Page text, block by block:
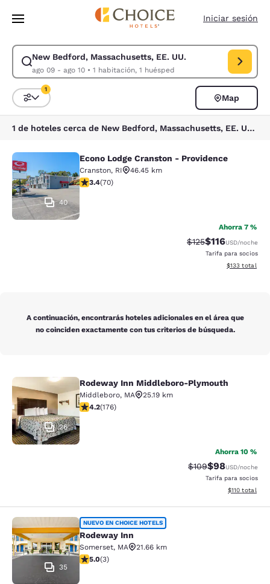
Pasar A Contenido Principal
Iniciar sesión
New Bedford, Massachusetts, EE. UU.
ago 09 - ago 10• 1 habitación, 1 huésped
Modificar la búsqueda de New Bedford, Massachusetts, EE. UU..
Ordenar y filtrar
1
Map
1 de hoteles cerca de New Bedford, Massachusetts, EE. UU. coinciden con tus filtros
Econo Lodge Cranston - Providence
40
Econo Lodge Cranston - Providence
Cranston, RI
46.45 km
calificación de 3.39 estrellas. Bueno. 70 reseñas
3.4(70)
Ahorra 7 %
Precio tachado:
$125Precio con
$116USD/noche
Tarifa para socios
Ver detalles
$133 total
A continuación, encontrarás hoteles adicionales en el área que
no coinciden exactamente con tus criterios de búsqueda.
Rodeway Inn Middleboro-Plymouth
26
Rodeway Inn Middleboro-Plymouth
Middleboro, MA
25.19 km
calificación de 4.16 estrellas. Muy bueno. 176 reseñas
4.2(176)
Ahorra 10 %
Precio tachado:
$109Precio con
$98USD/noche
Tarifa para socios
Ver detalles
$110 total
Rodeway Inn
35
NUEVO EN CHOICE HOTELS
Rodeway Inn
Somerset, MA
21.66 km
calificación de 5 estrellas. Excepcional. 3 reseñas
5.0(3)